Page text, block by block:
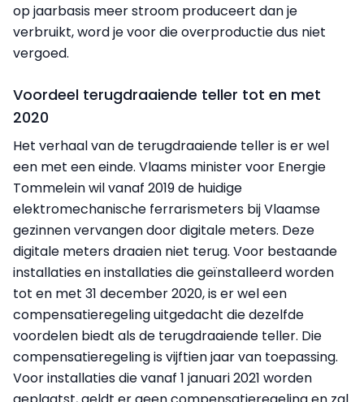
op jaarbasis meer stroom produceert dan je
verbruikt, word je voor die overproductie dus niet
vergoed.
Voordeel terugdraaiende teller tot en met
2020
Het verhaal van de terugdraaiende teller is er wel
een met een einde. Vlaams minister voor Energie
Tommelein wil vanaf 2019 de huidige
elektromechanische ferrarismeters bij Vlaamse
gezinnen vervangen door digitale meters. Deze
digitale meters draaien niet terug. Voor bestaande
installaties en installaties die geïnstalleerd worden
tot en met 31 december 2020, is er wel een
compensatieregeling uitgedacht die dezelfde
voordelen biedt als de terugdraaiende teller. Die
compensatieregeling is vijftien jaar van toepassing.
Voor installaties die vanaf 1 januari 2021 worden